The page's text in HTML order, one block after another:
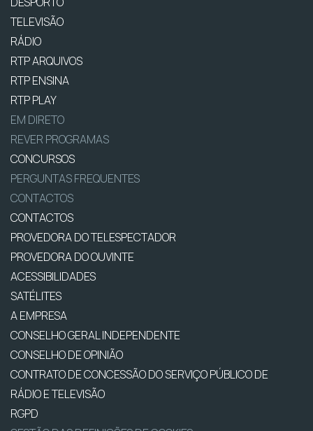
TELEVISÃO
RÁDIO
RTP ARQUIVOS
RTP ENSINA
RTP PLAY
EM DIRETO
REVER PROGRAMAS
CONCURSOS
PERGUNTAS FREQUENTES
CONTACTOS
CONTACTOS
PROVEDORA DO TELESPECTADOR
PROVEDORA DO OUVINTE
ACESSIBILIDADES
SATÉLITES
A EMPRESA
CONSELHO GERAL INDEPENDENTE
CONSELHO DE OPINIÃO
CONTRATO DE CONCESSÃO DO SERVIÇO PÚBLICO DE
RÁDIO E TELEVISÃO
RGPD